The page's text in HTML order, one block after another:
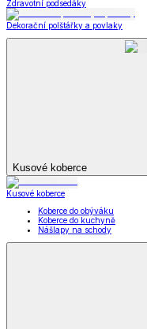
Zdravotní podsedáky
Dekorační polštářky a povlaky
Kusové koberce
Kusové koberce
Koberce do obýváku
Koberce do kuchyně
Nášlapy na schody